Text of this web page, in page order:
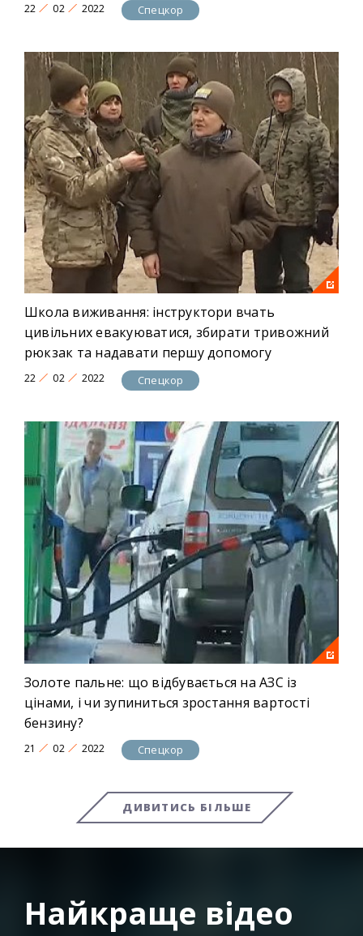
22 02 2022 Спецкор
Школа виживання: інструктори вчать
цивільних евакуюватися, збирати тривожний
рюкзак та надавати першу допомогу
22 02 2022 Спецкор
Золоте пальне: що відбувається на АЗС із
цінами, і чи зупиниться зростання вартості
бензину?
21 02 2022 Спецкор
ДИВИТИСЬ БІЛЬШЕ
Найкраще відео